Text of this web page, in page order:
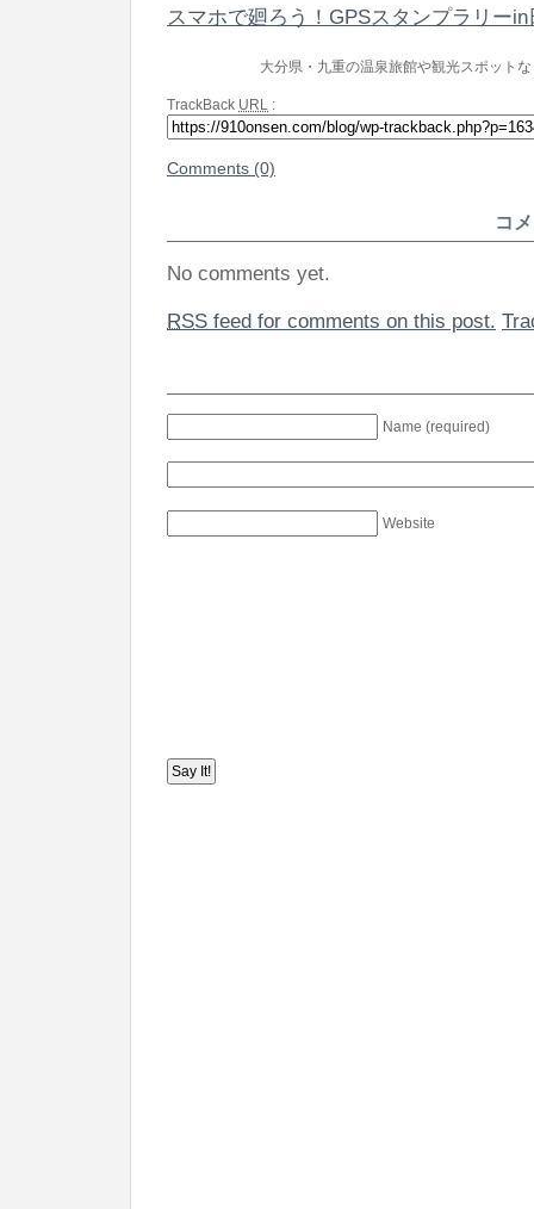
スマホで廻ろう！GPSスタンプラリー
大分県・九重の温泉旅館や観光スポット
TrackBack URL :
Comments (0)
コ
No comments yet.
RSS feed for comments on this post.
Name (required)
Website